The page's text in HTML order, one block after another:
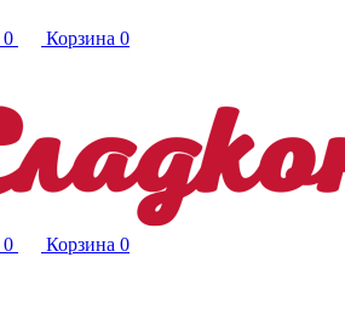
0 Корзина 0
0 Корзина 0